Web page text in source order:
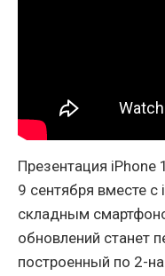
Презентация iPhone
9 сентября вместе
складным
обновлений станет
построенный по 2-